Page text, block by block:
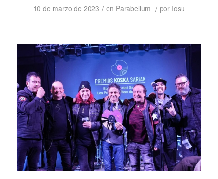
10 de marzo de 2023 / en Parabellum / por Iosu